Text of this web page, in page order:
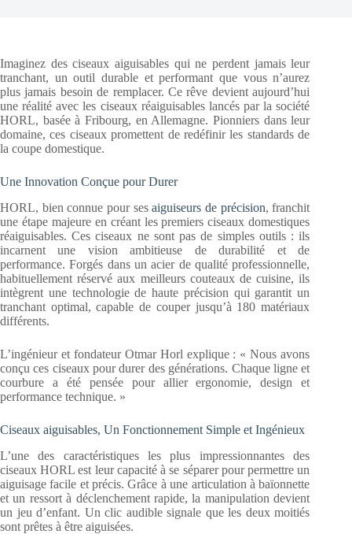
Imaginez des ciseaux aiguisables qui ne perdent jamais leur
tranchant, un outil durable et performant que vous n’aurez
plus jamais besoin de remplacer. Ce rêve devient aujourd’hui
une réalité avec les ciseaux réaiguisables lancés par la société
HORL, basée à Fribourg, en Allemagne. Pionniers dans leur
domaine, ces ciseaux promettent de redéfinir les standards de
la coupe domestique.
Une Innovation Conçue pour Durer
HORL, bien connue pour sesaiguiseurs de précision, franchit
une étape majeure en créant les premiers ciseaux domestiques
réaiguisables. Ces ciseaux ne sont pas de simples outils : ils
incarnent une vision ambitieuse de durabilité et de
performance. Forgés dans un acier de qualité professionnelle,
habituellement réservé aux meilleurs couteaux de cuisine, ils
intègrent une technologie de haute précision qui garantit un
tranchant optimal, capable de couper jusqu’à 180 matériaux
différents.
L’ingénieur et fondateur Otmar Horl explique : « Nous avons
conçu ces ciseaux pour durer des générations. Chaque ligne et
courbure a été pensée pour allier ergonomie, design et
performance technique. »
Ciseaux aiguisables, Un Fonctionnement Simple et Ingénieux
L’une des caractéristiques les plus impressionnantes des
ciseaux HORL est leur capacité à se séparer pour permettre un
aiguisage facile et précis. Grâce à une articulation à baïonnette
et un ressort à déclenchement rapide, la manipulation devient
un jeu d’enfant. Un clic audible signale que les deux moitiés
sont prêtes à être aiguisées.